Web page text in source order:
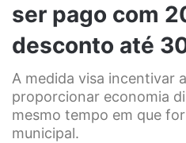
ser pago com
desconto até
A medida visa incentivar
proporcionar economia
mesmo tempo em que
municipal.